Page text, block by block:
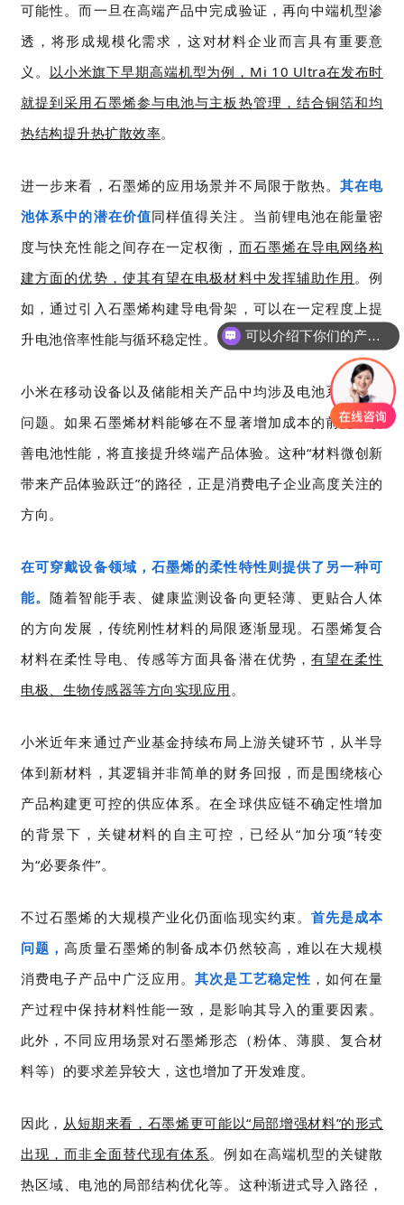
可能性。而一旦在高端产品中完成验证，再向中端机型渗
透，将形成规模化需求，这对材料企业而言具有重要意
义。 以小米旗下早期高端机型为例， Mi 10 Ultra在发布时
就提到采用石墨烯参与电池与主板热管理，结合铜箔和均
热结构提升热扩散效率。
进一步来看，石墨烯的应用场景并不局限于散热。其在电
池体系中的潜在价值同样值得关注。当前锂电池在能量密
度与快充性能之间存在一定权衡， 而石墨烯在导电网络构
建方面的优势，使其有望在电极材料中发挥辅助作用。例
如，通过引入石墨烯构建导电骨架，可以在一定程度上提
升电池倍率性能与循环稳定性。
小米在移动设备以及储能相关产品中均涉及电池系统优化
问题。如果石墨烯材料能够在不显著增加成本的前提下改
善电池性能，将直接提升终端产品体验。这种“材料微创新
带来产品体验跃迁”的路径，正是消费电子企业高度关注的
方向。
在可穿戴设备领域，石墨烯的柔性特性则提供了另一种可
能。随着智能手表、健康监测设备向更轻薄、更贴合人体
的方向发展，传统刚性材料的局限逐渐显现。石墨烯复合
材料在柔性导电、传感等方面具备潜在优势，有望在柔性
电极、生物传感器等方向实现应用。
小米近年来通过产业基金持续布局上游关键环节，从半导
体到新材料，其逻辑并非简单的财务回报，而是围绕核心
产品构建更可控的供应体系。在全球供应链不确定性增加
的背景下，关键材料的自主可控，已经从“加分项”转变
为“必要条件”。
不过石墨烯的大规模产业化仍面临现实约束。首先是成本
问题，高质量石墨烯的制备成本仍然较高，难以在大规模
消费电子产品中广泛应用。其次是工艺稳定性 ，如何在量
产过程中保持材料性能一致，是影响其导入的重要因素。
此外，不同应用场景对石墨烯形态（粉体、薄膜、复合材
料等）的要求差异较大，这也增加了开发难度。
因此， 从短期来看，石墨烯更可能以“局部增强材料”的形式
出现，而非全面替代现有体系。例如在高端机型的关键散
热区域、电池的局部结构优化等。这种渐进式导入路径，
可以介绍下你们的产品么